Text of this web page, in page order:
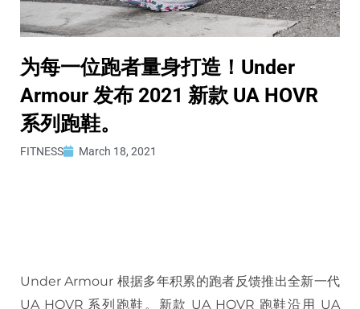
为每一位跑者量身打造！Under
Armour 发布 2021 新款 UA HOVR
系列跑鞋。
FITNESS March 18, 2021
Under Armour 根据多年积累的跑者反馈推出全新一代
UA HOVR 系列跑鞋。新款 UA HOVR 跑鞋沿用 UA